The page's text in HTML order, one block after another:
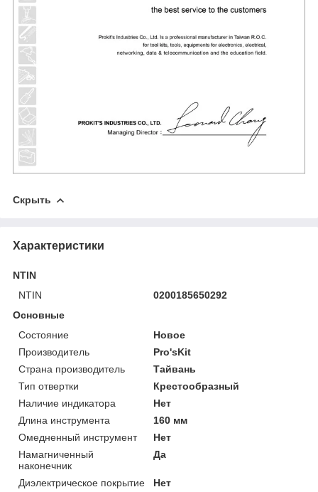
Скрыть
Характеристики
NTIN
NTIN
0200185650292
Основные
Состояние
Новое
Производитель
Pro'sKit
Страна производитель
Тайвань
Тип отвертки
Крестообразный
Наличие индикатора
Нет
Длина инструмента
160 мм
Омедненный инструмент
Нет
Намагниченный
наконечник
Да
Диэлектрическое покрытие Нет